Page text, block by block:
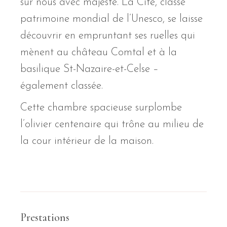
sur nous avec majesté. La Cité, classé
patrimoine mondial de l’Unesco, se laisse
découvrir en empruntant ses ruelles qui
mènent au château Comtal et à la
basilique St-Nazaire-et-Celse –
également classée.
Cette chambre spacieuse surplombe
l’olivier centenaire qui trône au milieu de
la cour intérieur de la maison.
Prestations